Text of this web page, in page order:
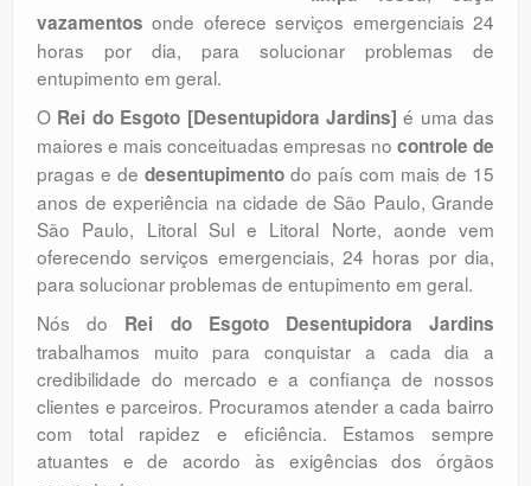
vazamentos onde oferece serviços emergenciais 24
horas por dia, para solucionar problemas de
entupimento em geral.
O Rei do Esgoto [Desentupidora Jardins] é uma das
maiores e mais conceituadas empresas no controle de
pragas e de desentupimento do país com mais de 15
anos de experiência na cidade de São Paulo, Grande
São Paulo, Litoral Sul e Litoral Norte, aonde vem
oferecendo serviços emergenciais, 24 horas por dia,
para solucionar problemas de entupimento em geral.
Nós do Rei do Esgoto Desentupidora Jardins
trabalhamos muito para conquistar a cada dia a
credibilidade do mercado e a confiança de nossos
clientes e parceiros. Procuramos atender a cada bairro
com total rapidez e eficiência. Estamos sempre
atuantes e de acordo às exigências dos órgãos